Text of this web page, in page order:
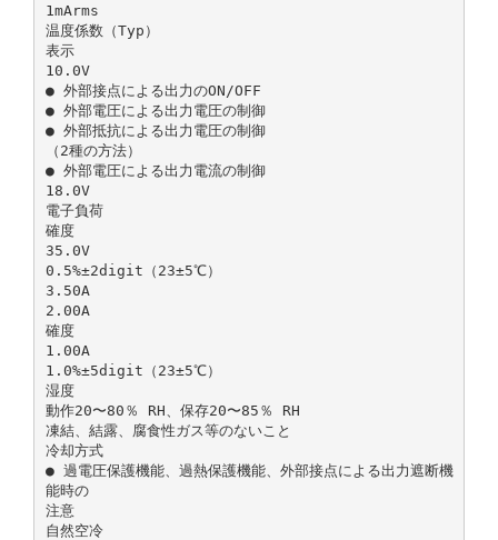
1mArms
温度係数（Typ）
表示
10.0V
● 外部接点による出力のON/OFF
● 外部電圧による出力電圧の制御
● 外部抵抗による出力電圧の制御
（2種の方法）
● 外部電圧による出力電流の制御
18.0V
電子負荷
確度
35.0V
0.5%±2digit（23±5℃）
3.50A
2.00A
確度
1.00A
1.0%±5digit（23±5℃）
湿度
動作20〜80％ RH、保存20〜85％ RH
凍結、結露、腐食性ガス等のないこと
冷却方式
● 過電圧保護機能、過熱保護機能、外部接点による出力遮断機
能時の
注意
自然空冷